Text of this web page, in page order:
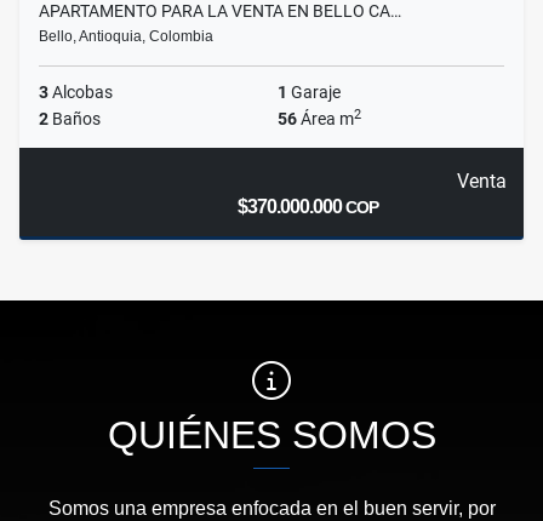
APARTAMENTO PARA LA VENTA EN BELLO CA…
Bello, Antioquia, Colombia
3Alcobas 1 Garaje
2 Baños 56Área m2
Venta
$370.000.000COP
QUIÉNES SOMOS
Somos una empresa enfocada en el buen servir, por